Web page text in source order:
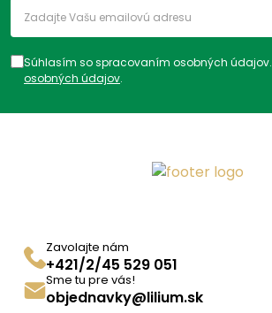
Súhlasím so spracovaním osobných údajov.
osobných údajov.
Zavolajte nám
+421/2/45 529 051
Sme tu pre vás!
objednavky@lilium.sk